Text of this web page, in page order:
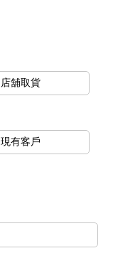
店舖取貨
現有客戶